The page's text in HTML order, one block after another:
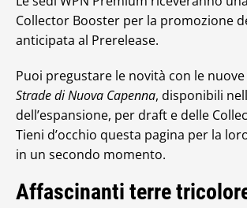
Collector Booster per la promozione
anticipata al Prerelease.
Puoi pregustare le novità con le
Strade di Nuova Capenna, disponibili
dell’espansione, per draft e delle
Tieni d’occhio questa pagina per la
in un secondo momento.
Affascinanti terre